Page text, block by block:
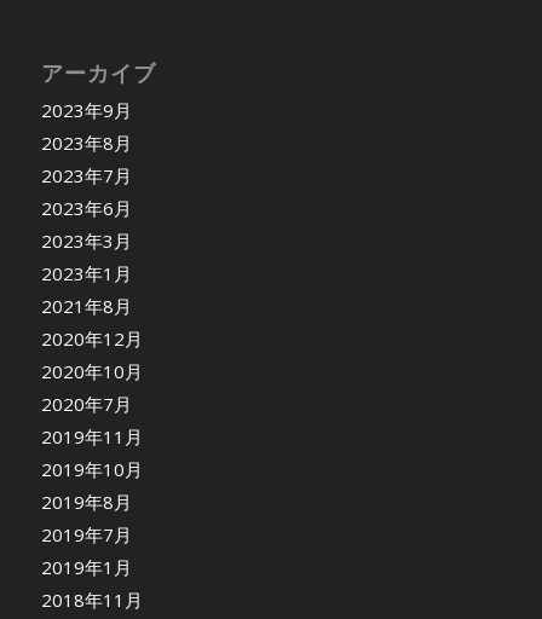
アーカイブ
2023年9月
2023年8月
2023年7月
2023年6月
2023年3月
2023年1月
2021年8月
2020年12月
2020年10月
2020年7月
2019年11月
2019年10月
2019年8月
2019年7月
2019年1月
2018年11月